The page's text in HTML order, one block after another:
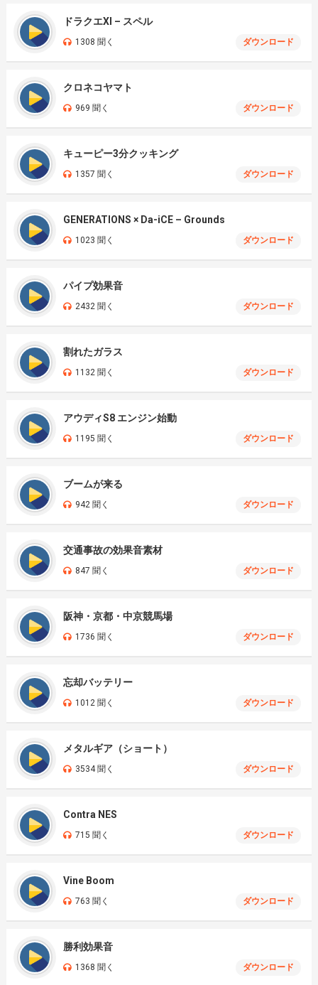
ドラクエXI – スペル
1308 聞く ダウンロード
クロネコヤマト
969 聞く ダウンロード
キューピー3分クッキング
1357 聞く ダウンロード
GENERATIONS × Da-iCE – Grounds
1023 聞く ダウンロード
パイプ効果音
2432 聞く ダウンロード
割れたガラス
1132 聞く ダウンロード
アウディS8 エンジン始動
1195 聞く ダウンロード
ブームが来る
942 聞く ダウンロード
交通事故の効果音素材
847 聞く ダウンロード
阪神・京都・中京競馬場
1736 聞く ダウンロード
忘却バッテリー
1012 聞く ダウンロード
メタルギア（ショート）
3534 聞く ダウンロード
Contra NES
715 聞く ダウンロード
Vine Boom
763 聞く ダウンロード
勝利効果音
1368 聞く ダウンロード